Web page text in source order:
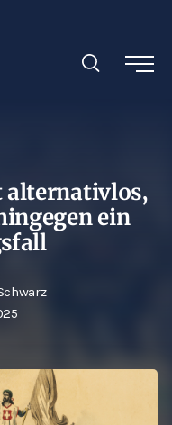
alternativlos,
ein